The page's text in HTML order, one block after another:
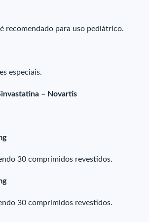
recomendado para uso pediátrico.
especiais.
– Novartis
30 comprimidos revestidos.
30 comprimidos revestidos.